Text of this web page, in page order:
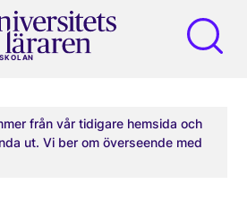
från vår tidigare hemsida och
ut. Vi ber om överseende med